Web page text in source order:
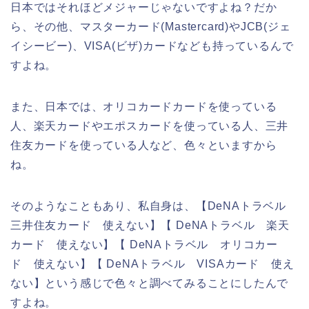
日本ではそれほどメジャーじゃないですよね？だか
ら、その他、マスターカード(Mastercard)やJCB(ジェ
イシービー)、VISA(ビザ)カードなども持っているんで
すよね。
また、日本では、オリコカードカードを使っている
人、楽天カードやエポスカードを使っている人、三井
住友カードを使っている人など、色々といますから
ね。
そのようなこともあり、私自身は、【DeNAトラベル
三井住友カード 使えない】【 DeNAトラベル 楽天
カード 使えない】【 DeNAトラベル オリコカー
ド 使えない】【 DeNAトラベル VISAカード 使え
ない】という感じで色々と調べてみることにしたんで
すよね。